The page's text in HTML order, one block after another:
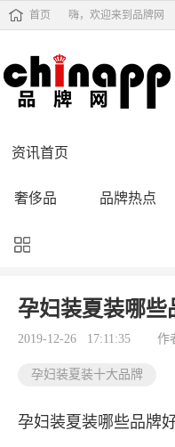
首页 嗨，欢迎来到品牌网
资讯首页
奢侈品 品牌热点
品牌黑榜
品牌导购 专家点评
孕妇装夏装哪些
2019-12-26 17:11:35 作
孕妇装夏装十大品牌
孕妇装夏装哪些品牌